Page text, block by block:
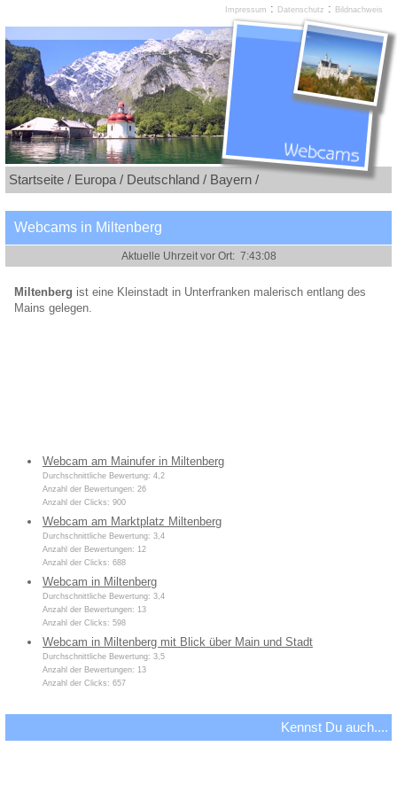
Startseite / Europa / Deutschland / Bayern /
Webcams in Miltenberg
Miltenberg ist eine Kleinstadt in Unterfranken malerisch entlang des
Mains gelegen.
Webcam am Mainufer in Miltenberg
Durchschnittliche Bewertung: 4,2
Anzahl der Bewertungen: 26
Anzahl der Clicks: 900
Webcam am Marktplatz Miltenberg
Durchschnittliche Bewertung: 3,4
Anzahl der Bewertungen: 12
Anzahl der Clicks: 688
Webcam in Miltenberg
Durchschnittliche Bewertung: 3,4
Anzahl der Bewertungen: 13
Anzahl der Clicks: 598
Webcam in Miltenberg mit Blick über Main und Stadt
Durchschnittliche Bewertung: 3,5
Anzahl der Bewertungen: 13
Anzahl der Clicks: 657
Kennst Du auch....
Impressum : Datenschutz : Bildnachweis